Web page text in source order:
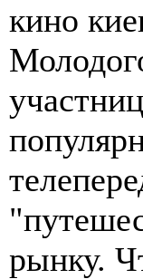
кино
рынку.